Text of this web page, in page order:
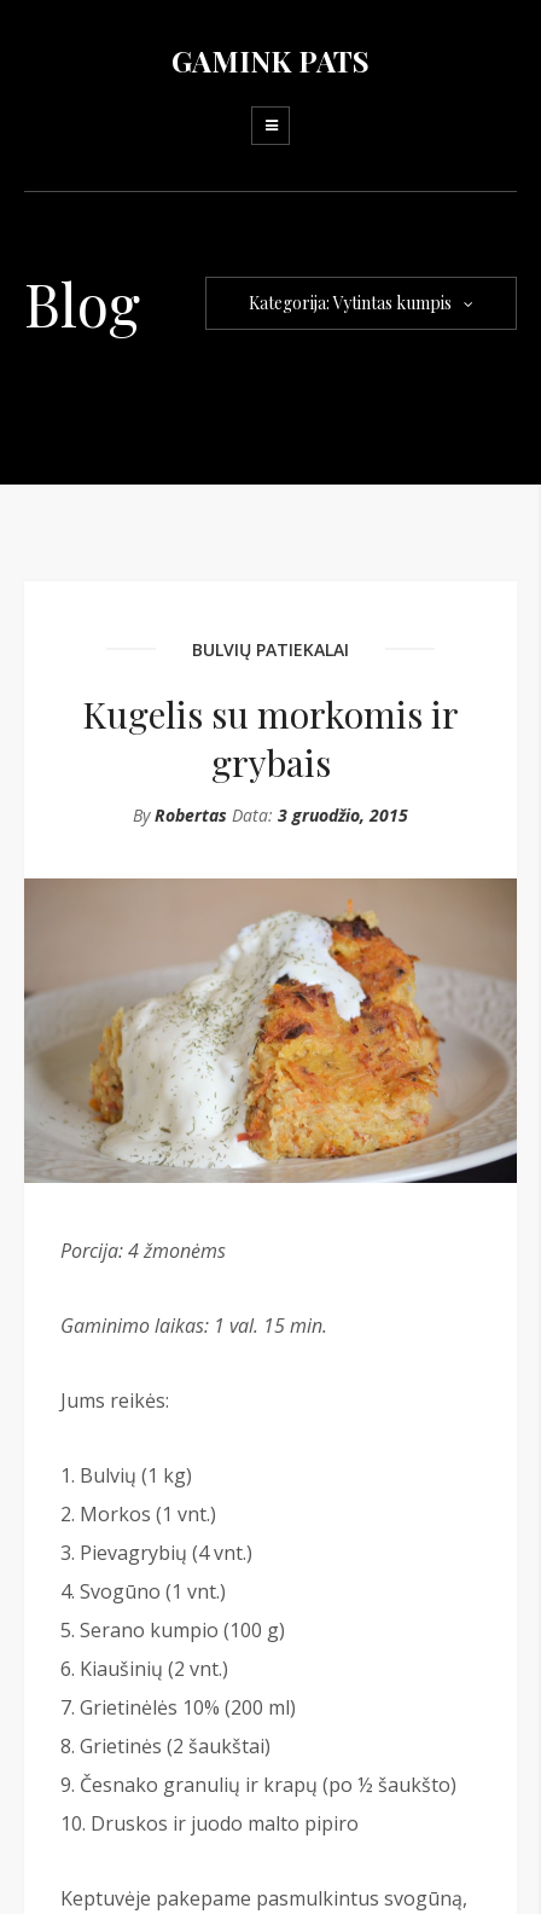
GAMINK PATS
Blog Kategorija: Vytintas kumpis
BULVIŲ PATIEKALAI
Kugelis su morkomis ir
grybais
ByRobertas Data: 3 gruodžio, 2015
Porcija: 4 žmonėms
Gaminimo laikas: 1 val. 15 min.
Jums reikės:
Bulvių (1 kg)
Morkos (1 vnt.)
Pievagrybių (4 vnt.)
Svogūno (1 vnt.)
Serano kumpio (100 g)
Kiaušinių (2 vnt.)
Grietinėlės 10% (200 ml)
Grietinės (2 šaukštai)
Česnako granulių ir krapų (po ½ šaukšto)
Druskos ir juodo malto pipiro
Keptuvėje pakepame pasmulkintus svogūną,